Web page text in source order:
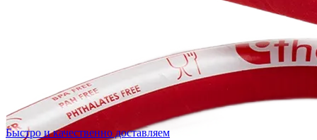
Быстро и качественно доставляем